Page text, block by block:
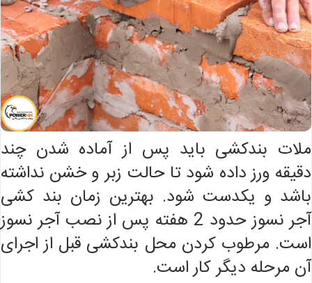
ملات بندکشی باید پس از آماده شدن چند
دقیقه ورز داده شود تا حالت زبر و خشن نداشته
باشد و یکدست شود. بهترین زمان بند کشی
آجر نسوز حدود 2 هفته پس از نصب آجر نسوز
است. مرطوب کردن محل بندکشی قبل از اجرای
آن مرحله دیگر کار است.